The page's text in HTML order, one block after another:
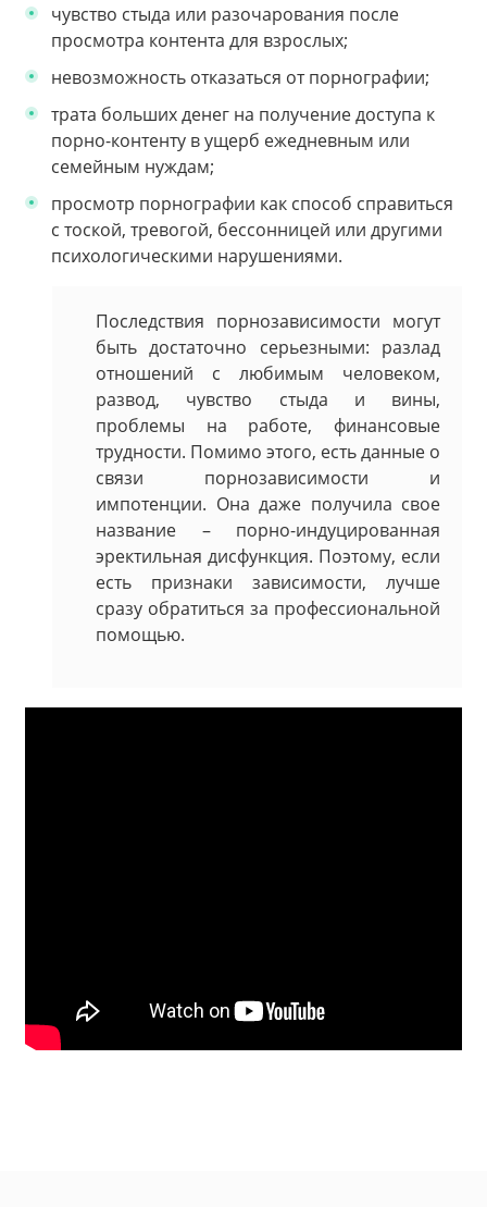
чувство стыда или разочарования после
просмотра контента для взрослых;
невозможность отказаться от порнографии;
трата больших денег на получение доступа к
порно-контенту в ущерб ежедневным или
семейным нуждам;
просмотр порнографии как способ справиться
с тоской, тревогой, бессонницей или другими
психологическими нарушениями.
Последствия порнозависимости могут
быть достаточно серьезными: разлад
отношений с любимым человеком,
развод, чувство стыда и вины,
проблемы на работе, финансовые
трудности. Помимо этого, естьданные о
связи порнозависимости и
импотенции. Она даже получила свое
название – порно-индуцированная
эректильная дисфункция. Поэтому, если
есть признаки зависимости, лучше
сразу обратиться за профессиональной
помощью.